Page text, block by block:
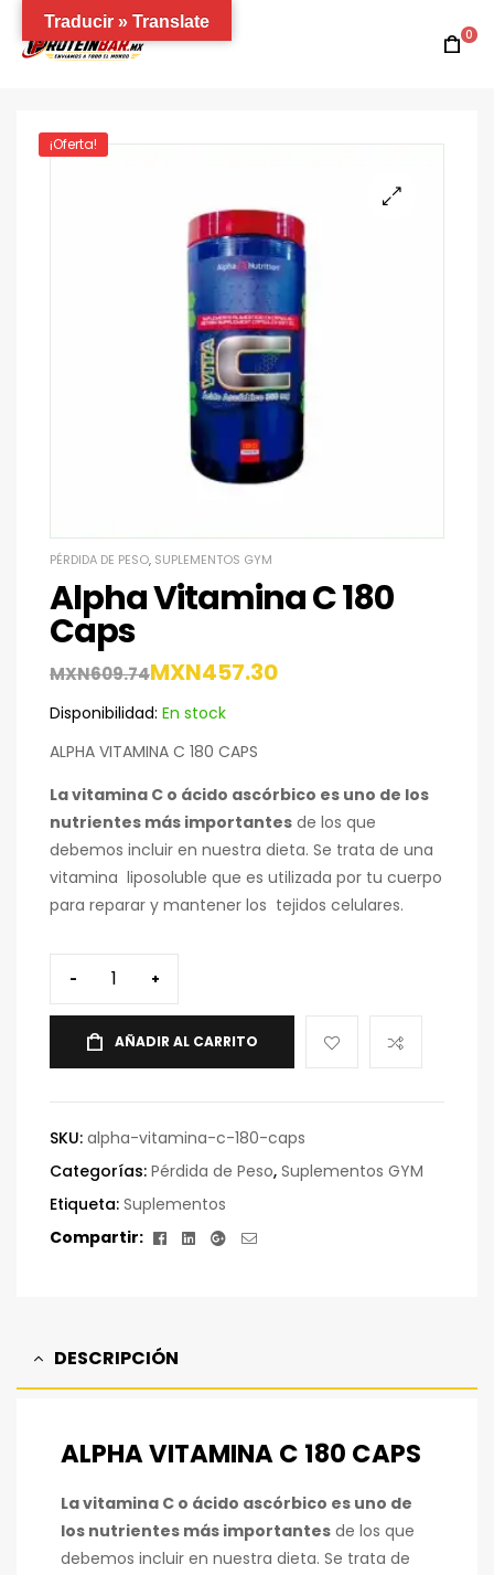
0
¡Oferta!
PÉRDIDA DE PESO, SUPLEMENTOS GYM
Alpha Vitamina C 180
Caps
MXN609.74MXN457.30
Disponibilidad: En stock
ALPHA VITAMINA C 180 CAPS
La vitamina C o ácido ascórbico es uno de los
nutrientes más importantes de los que
debemos incluir en nuestra dieta. Se trata de una
vitamina liposoluble que es utilizada por tu cuerpo
para reparar y mantener los tejidos celulares.
- +
AÑADIR AL CARRITO
SKU: alpha-vitamina-c-180-caps
Categorías: Pérdida de Peso, Suplementos GYM
Etiqueta: Suplementos
Compartir:
Facebook
LinkedinGoogle+
Correo
DESCRIPCIÓN
ALPHA VITAMINA C 180 CAPS
La vitamina C o ácido ascórbico es uno de
los nutrientes más importantes de los que
debemos incluir en nuestra dieta. Se trata de
Traducir » Translate